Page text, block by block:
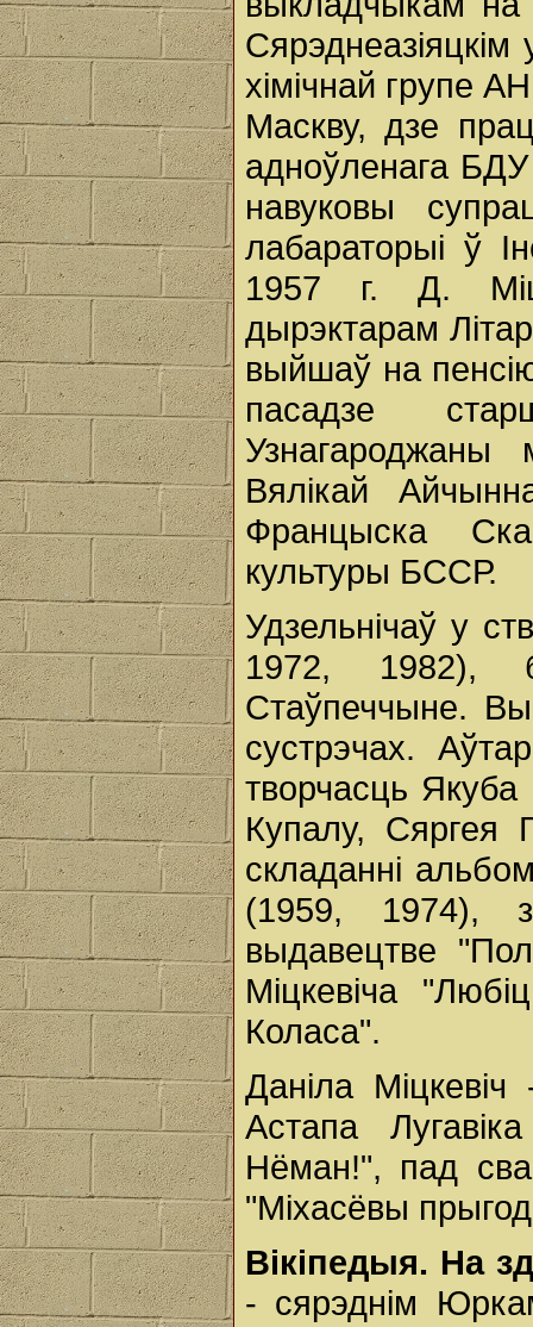
Сярэднеазіяцкім
хімічнай групе
Маскву, дзе
адноўленага
навуковы
лабараторыі ў
1957 г. Д.
дырэктарам
выйшаў на
пасадзе
Вялікай
Францыска
культуры БССР.
Удзельнічаў у
1972, 1982),
Стаўпеччыне.
сустрэчах.
творчасць
Купалу, Сяргея
складанні
(1959, 1974),
выдавецтве
Міцкевіча
Коласа".
Даніла
Астапа
Нёман!", пад
"Міхасёвы
Вікіпедыя. На
- сярэднім